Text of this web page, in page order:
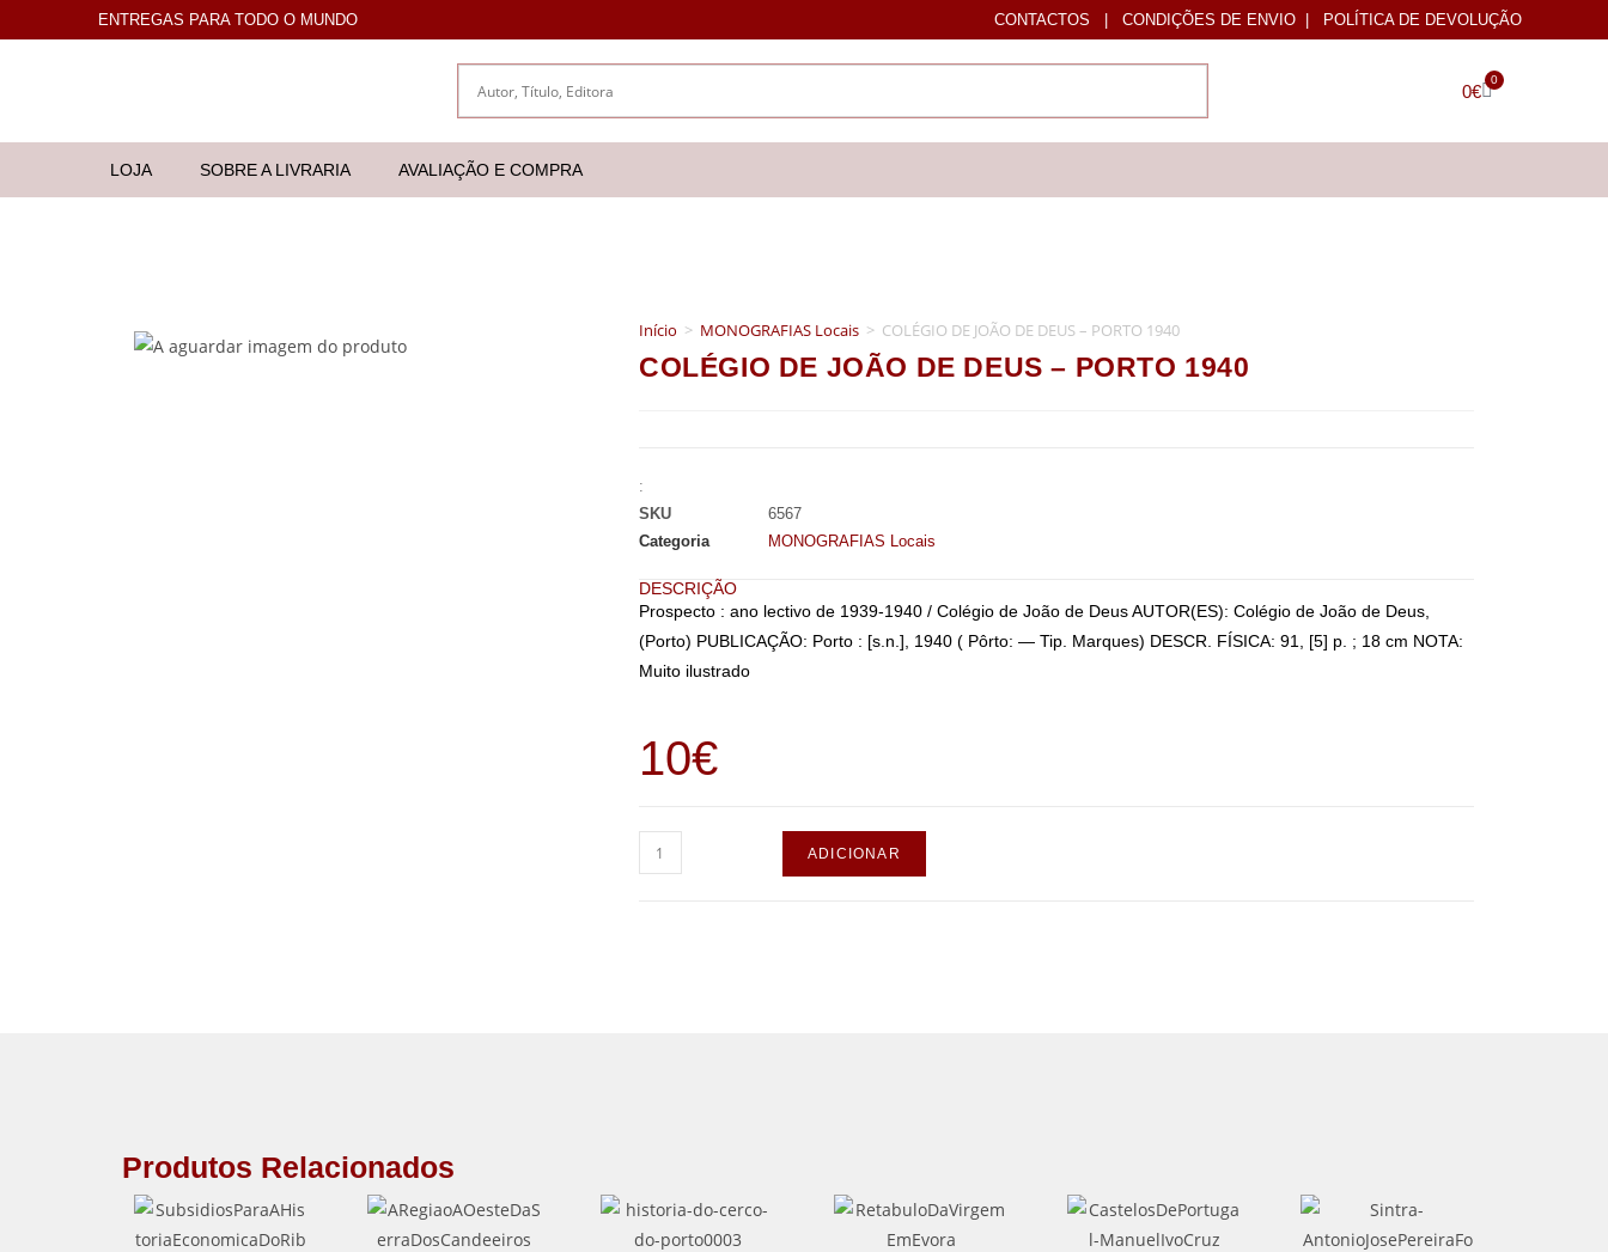
ENTREGAS PARA TODO O MUNDO CONTACTOS | CONDIÇÕES DE ENVIO | POLÍTICA DE DEVOLUÇÃO
0€
0
LOJA SOBRE A LIVRARIA AVALIAÇÃO E COMPRA
Início > MONOGRAFIAS Locais > COLÉGIO DE JOÃO DE DEUS – PORTO 1940
COLÉGIO DE JOÃO DE DEUS – PORTO 1940
:
SKU
6567
Categoria
MONOGRAFIAS Locais
DESCRIÇÃO
Prospecto : ano lectivo de 1939-1940 / Colégio de João de Deus AUTOR(ES): Colégio de João de Deus,
(Porto) PUBLICAÇÃO: Porto : [s.n.], 1940 ( Pôrto: — Tip. Marques) DESCR. FÍSICA: 91, [5] p. ; 18 cm NOTA:
Muito ilustrado
10€
ADICIONAR
Produtos Relacionados